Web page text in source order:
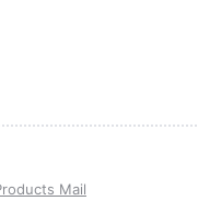
Mail